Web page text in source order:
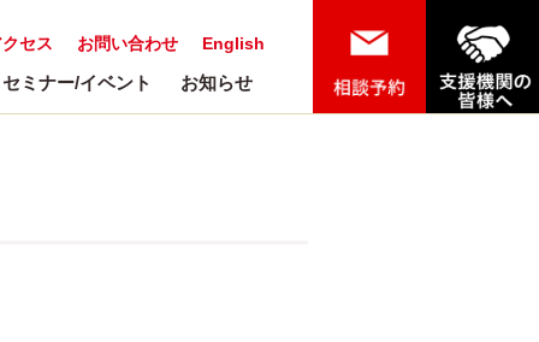
English
お問い合わせ
セス
セミナー/イベント お知らせ